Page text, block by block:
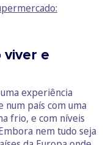
e
experiência
país com uma
frio, e com níveis
nem tudo seja